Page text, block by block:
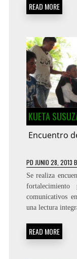
READ MORE
KUETA
Encuentro
PD JUNIO 28, 2013
Se realiza
comunicativos
una lectura
READ MORE